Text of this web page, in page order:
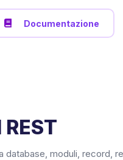
Documentazione
database, moduli, record,